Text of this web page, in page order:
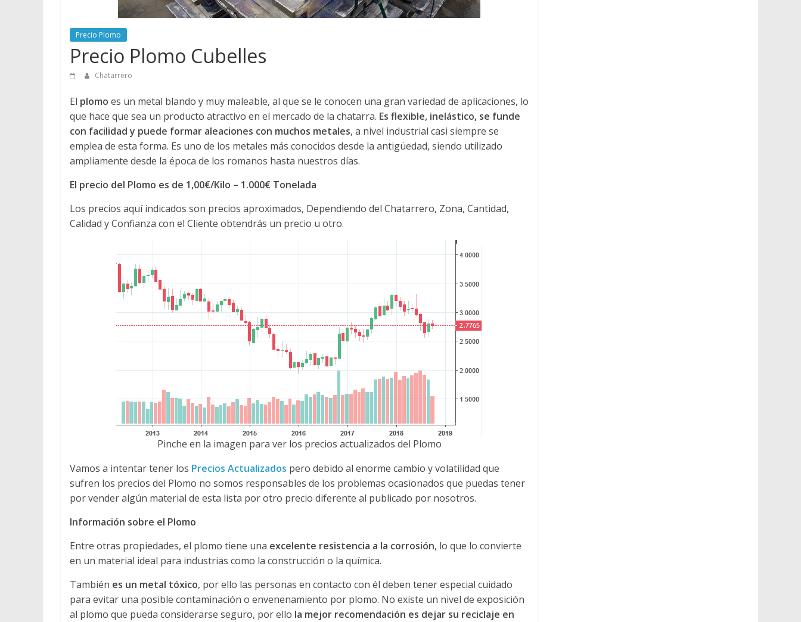
Precio Plomo
Precio Plomo Cubelles
Chatarrero
El plomo es un metal blando y muy maleable, al que se le conocen una gran variedad de aplicaciones, lo
que hace que sea un producto atractivo en el mercado de la chatarra. Es flexible, inelástico, se funde
con facilidad y puede formar aleaciones con muchos metales, a nivel industrial casi siempre se
emplea de esta forma. Es uno de los metales más conocidos desde la antigüedad, siendo utilizado
ampliamente desde la época de los romanos hasta nuestros días.
El precio del Plomo es de 1,00€/Kilo – 1.000€ Tonelada
Los precios aquí indicados son precios aproximados, Dependiendo del Chatarrero, Zona, Cantidad,
Calidad y Confianza con el Cliente obtendrás un precio u otro.
Pinche en la imagen para ver los precios actualizados del Plomo
Vamos a intentar tener los Precios Actualizados pero debido al enorme cambio y volatilidad que
sufren los precios del Plomo no somos responsables de los problemas ocasionados que puedas tener
por vender algún material de esta lista por otro precio diferente al publicado por nosotros.
Información sobre el Plomo
Entre otras propiedades, el plomo tiene una excelente resistencia a la corrosión, lo que lo convierte
en un material ideal para industrias como la construcción o la química.
También es un metal tóxico, por ello las personas en contacto con él deben tener especial cuidado
para evitar una posible contaminación o envenenamiento por plomo. No existe un nivel de exposición
al plomo que pueda considerarse seguro, por ello la mejor recomendación es dejar su reciclaje en